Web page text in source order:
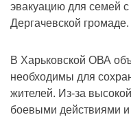
эвакуацию для семей
Дергачевской громаде.
В Харьковской ОВА
необходимы для
жителей. Из-за
боевыми действиями